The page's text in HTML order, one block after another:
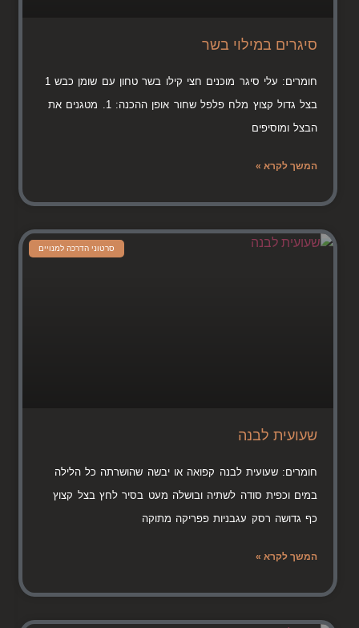
סיגרים במילוי בשר
חומרים: עלי סיגר מוכנים חצי קילו בשר טחון עם שומן כבש 1
בצל גדול קצוץ מלח פלפל שחור אופן ההכנה: 1. מטגנים את
הבצל ומוסיפים
המשך לקרא »
סרטוני הדרכה למנויים
שעועית לבנה
חומרים: שעועית לבנה קפואה או יבשה שהושרתה כל הלילה
במים וכפית סודה לשתיה ובושלה מעט בסיר לחץ בצל קצוץ
כף גדושה רסק עגבניות פפריקה מתוקה
המשך לקרא »